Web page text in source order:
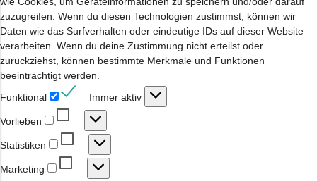
zuzugreifen. Wenn du diesen Technologien zustimmst, können wir
Daten wie das Surfverhalten oder eindeutige IDs auf dieser Website
verarbeiten. Wenn du deine Zustimmung nicht erteilst oder
zurückziehst, können bestimmte Merkmale und Funktionen
beeinträchtigt werden.
Funktional
Immer aktiv
Vorlieben
Vorlieben
Statistiken
Statistiken
Marketing
Marketing